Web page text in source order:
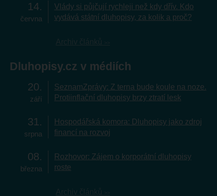
14
června
Vlády si půjčují rychleji než kdy dřív. Kdo
vydává státní dluhopisy, za kolik a proč?
Dluhopisy.cz v médiích
20
září
SeznamZprávy: Z terna bude koule na noze.
Protiinflační dluhopisy brzy ztratí lesk
31
srpna
Hospodářská komora: Dluhopisy jako zdroj
financí na rozvoj
08
března
Rozhovor: Zájem o korporátní dluhopisy
roste